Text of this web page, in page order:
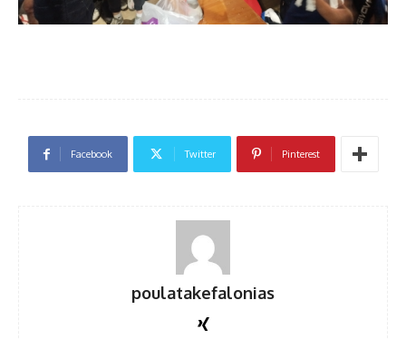
Facebook Twitter Pinterest
poulatakefalonias